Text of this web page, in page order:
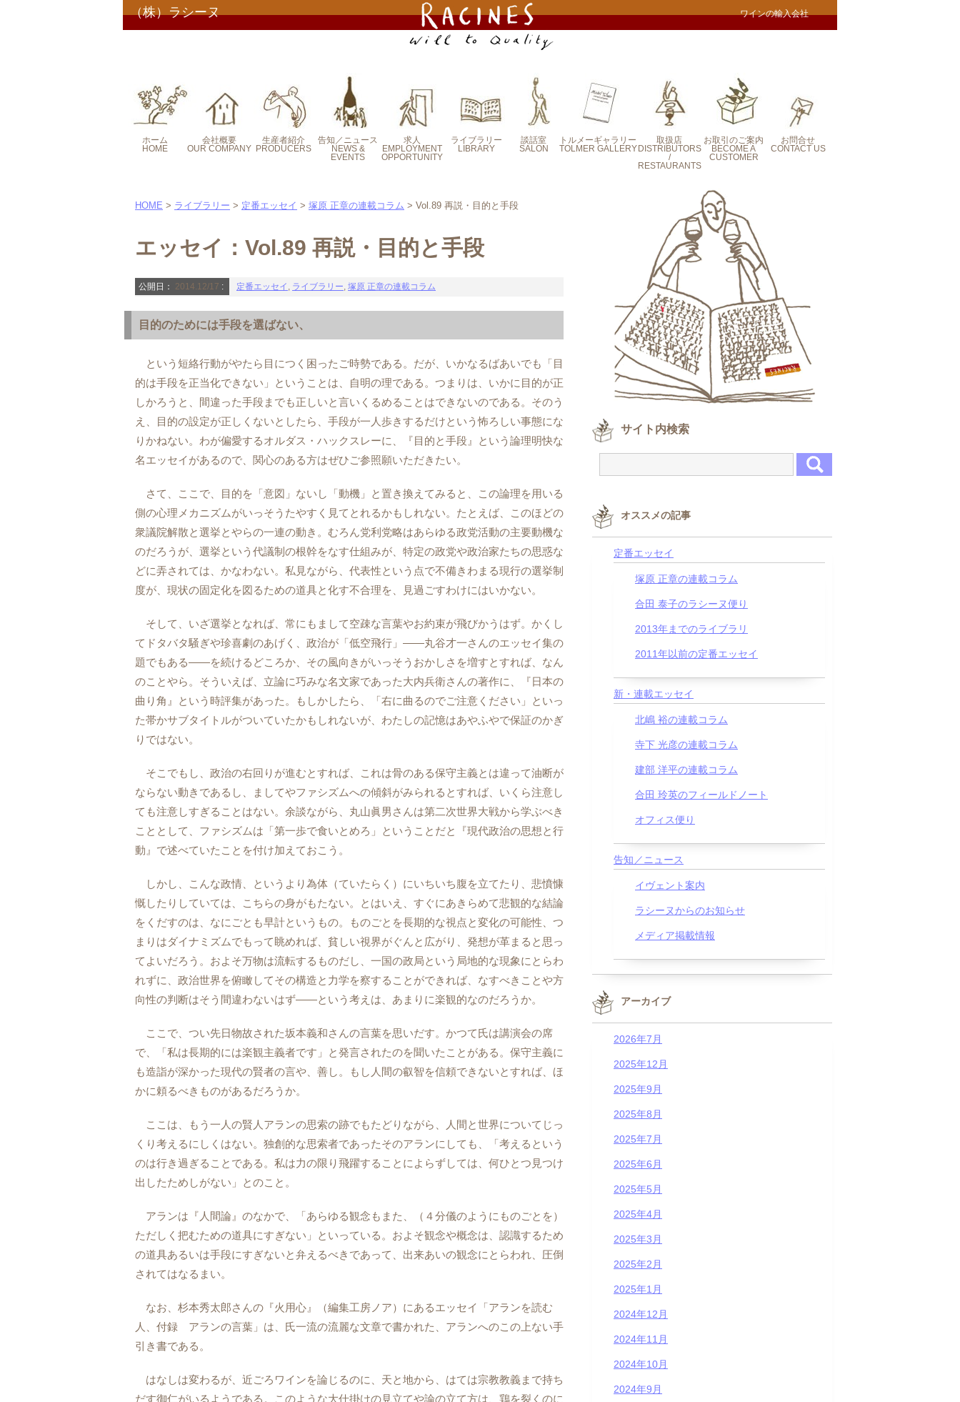
（株）ラシーヌ ワインの輸入会社
ホーム
HOME
会社概要
OUR COMPANY
生産者紹介
PRODUCERS
告知／ニュース
NEWS &
EVENTS
求人
EMPLOYMENT
OPPORTUNITY
ライブラリー
LIBRARY
談話室
SALON
トルメーギャラリー
TOLMER GALLERY
取扱店
DISTRIBUTORS
/
RESTAURANTS
お取引のご案内
BECOME A
CUSTOMER
お問合せ
CONTACT US
HOME > ライブラリー > 定番エッセイ > 塚原 正章の連載コラム > Vol.89 再説・目的と手段
エッセイ：Vol.89 再説・目的と手段
公開日： 2014.12/17 : 定番エッセイ , ライブラリー, 塚原 正章の連載コラム
目的のためには手段を選ばない、
という短絡行動がやたら目につく困ったご時勢である。だが、いかなるばあいでも「目
的は手段を正当化できない」ということは、自明の理である。つまりは、いかに目的が正
しかろうと、間違った手段までも正しいと言いくるめることはできないのである。そのう
え、目的の設定が正しくないとしたら、手段が一人歩きするだけという怖ろしい事態にな
りかねない。わが偏愛するオルダス・ハックスレーに、『目的と手段』という論理明快な
名エッセイがあるので、関心のある方はぜひご参照願いただきたい。
さて、ここで、目的を「意図」ないし「動機」と置き換えてみると、この論理を用いる
側の心理メカニズムがいっそうたやすく見てとれるかもしれない。たとえば、このほどの
衆議院解散と選挙とやらの一連の動き。むろん党利党略はあらゆる政党活動の主要動機な
のだろうが、選挙という代議制の根幹をなす仕組みが、特定の政党や政治家たちの思惑な
どに弄されては、かなわない。私見ながら、代表性という点で不備きわまる現行の選挙制
度が、現状の固定化を図るための道具と化す不合理を、見過ごすわけにはいかない。
そして、いざ選挙となれば、常にもまして空疎な言葉やお約束が飛びかうはず。かくし
てドタバタ騒ぎや珍喜劇のあげく、政治が「低空飛行」――丸谷才一さんのエッセイ集の
題でもある――を続けるどころか、その風向きがいっそうおかしさを増すとすれば、なん
のことやら。そういえば、立論に巧みな名文家であった大内兵衛さんの著作に、『日本の
曲り角』という時評集があった。もしかしたら、「右に曲るのでご注意ください」といっ
た帯かサブタイトルがついていたかもしれないが、わたしの記憶はあやふやで保証のかぎ
りではない。
そこでもし、政治の右回りが進むとすれば、これは骨のある保守主義とは違って油断が
ならない動きであるし、ましてやファシズムへの傾斜がみられるとすれば、いくら注意し
ても注意しすぎることはない。余談ながら、丸山眞男さんは第二次世界大戦から学ぶべき
こととして、ファシズムは「第一歩で食いとめろ」ということだと『現代政治の思想と行
動』で述べていたことを付け加えておこう。
しかし、こんな政情、というより為体（ていたらく）にいちいち腹を立てたり、悲憤慷
慨したりしていては、こちらの身がもたない。とはいえ、すぐにあきらめて悲観的な結論
をくだすのは、なにごとも早計というもの。ものごとを長期的な視点と変化の可能性、つ
まりはダイナミズムでもって眺めれば、貧しい視界がぐんと広がり、発想が革まると思っ
てよいだろう。およそ万物は流転するものだし、一国の政局という局地的な現象にとらわ
れずに、政治世界を俯瞰してその構造と力学を察することができれば、なすべきことや方
向性の判断はそう間違わないはず――という考えは、あまりに楽観的なのだろうか。
ここで、つい先日物故された坂本義和さんの言葉を思いだす。かつて氏は講演会の席
で、「私は長期的には楽観主義者です」と発言されたのを聞いたことがある。保守主義に
も造詣が深かった現代の賢者の言や、善し。もし人間の叡智を信頼できないとすれば、ほ
かに頼るべきものがあるだろうか。
ここは、もう一人の賢人アランの思索の跡でもたどりながら、人間と世界についてじっ
くり考えるにしくはない。独創的な思索者であったそのアランにしても、「考えるという
のは行き過ぎることである。私は力の限り飛躍することによらずしては、何ひとつ見つけ
出したためしがない」とのこと。
アランは『人間論』のなかで、「あらゆる観念もまた、（４分儀のようにものごとを）
ただしく把むための道具にすぎない」といっている。およそ観念や概念は、認識するため
の道具あるいは手段にすぎないと弁えるべきであって、出来あいの観念にとらわれ、圧倒
されてはなるまい。
なお、杉本秀太郎さんの『火用心』（編集工房ノア）にあるエッセイ「アランを読む
人、付録 アランの言葉」は、氏一流の流麗な文章で書かれた、アランへのこの上ない手
引き書である。
はなしは変わるが、近ごろワインを論じるのに、天と地から、はては宗教教義まで持ち
だす御仁がいるようである。このような大仕掛けの見立てや論の立て方は、鶏を裂くのに
サイト内検索
オススメの記事
定番エッセイ
塚原 正章の連載コラム
合田 泰子のラシーヌ便り
2013年までのライブラリ
2011年以前の定番エッセイ
新・連載エッセイ
北嶋 裕の連載コラム
寺下 光彦の連載コラム
建部 洋平の連載コラム
合田 玲英のフィールドノート
オフィス便り
告知／ニュース
イヴェント案内
ラシーヌからのお知らせ
メディア掲載情報
アーカイブ
2026年7月
2025年12月
2025年9月
2025年8月
2025年7月
2025年6月
2025年5月
2025年4月
2025年3月
2025年2月
2025年1月
2024年12月
2024年11月
2024年10月
2024年9月